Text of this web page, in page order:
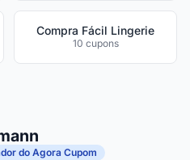
Compra Fácil Lingerie
10 cupons
do Agora Cupom